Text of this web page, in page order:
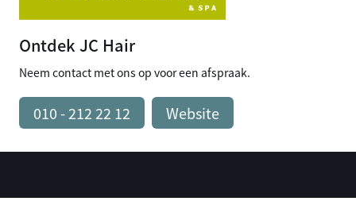
Ontdek JC Hair
Neem contact met ons op voor een afspraak.
010 - 212 22 12 Website